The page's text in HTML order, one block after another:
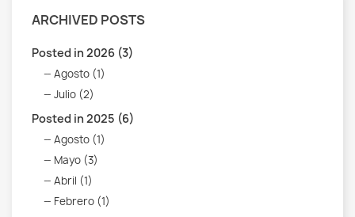
ARCHIVED POSTS
Posted in 2026 (3)
Agosto (1)
Julio (2)
Posted in 2025 (6)
Agosto (1)
Mayo (3)
Abril (1)
Febrero (1)